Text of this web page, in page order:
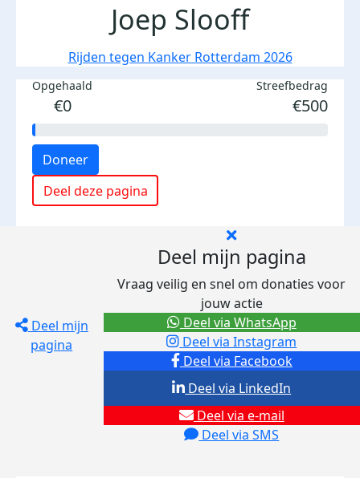
Joep Slooff
Rijden tegen Kanker Rotterdam 2026
Opgehaald
€0
Streefbedrag
€500
Doneer
Deel deze pagina
Deel mijn
pagina
Deel mijn pagina
Vraag veilig en snel om donaties voor
jouw actie
Deel via Facebook
Deel via Instagram
Deel via e-mail
Deel via SMS
Deel via LinkedIn
Deel via WhatsApp